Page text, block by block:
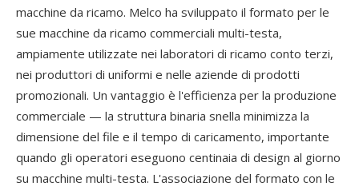
macchine da ricamo. Melco ha sviluppato il formato per le
sue macchine da ricamo commerciali multi-testa,
ampiamente utilizzate nei laboratori di ricamo conto terzi,
nei produttori di uniformi e nelle aziende di prodotti
promozionali. Un vantaggio è l'efficienza per la produzione
commerciale — la struttura binaria snella minimizza la
dimensione del file e il tempo di caricamento, importante
quando gli operatori eseguono centinaia di design al giorno
su macchine multi-testa. L'associazione del formato con le